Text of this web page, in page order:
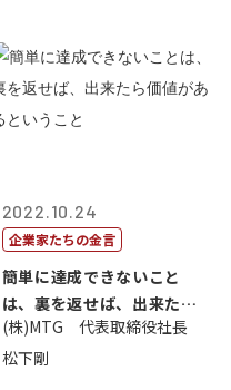
2022.10.24
企業家たちの金言
簡単に達成できないこと
は、裏を返せば、出来たら
価値があるとい...
(株)MTG 代表取締役社長
松下剛